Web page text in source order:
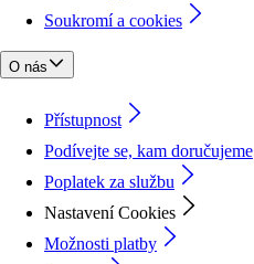
Soukromí a cookies
O nás
Přístupnost
Podívejte se, kam doručujeme
Poplatek za službu
Nastavení Cookies
Možnosti platby